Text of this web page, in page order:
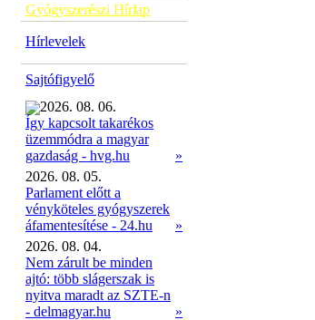
Gyógyszerészi Hírlap
Hírlevelek
Sajtófigyelő
2026. 08. 06.
Így kapcsolt takarékos
üzemmódra a magyar
gazdaság - hvg.hu
»
2026. 08. 05.
Parlament előtt a
vényköteles gyógyszerek
áfamentesítése - 24.hu
»
2026. 08. 04.
Nem zárult be minden
ajtó: több slágerszak is
nyitva maradt az SZTE-n
- delmagyar.hu
»